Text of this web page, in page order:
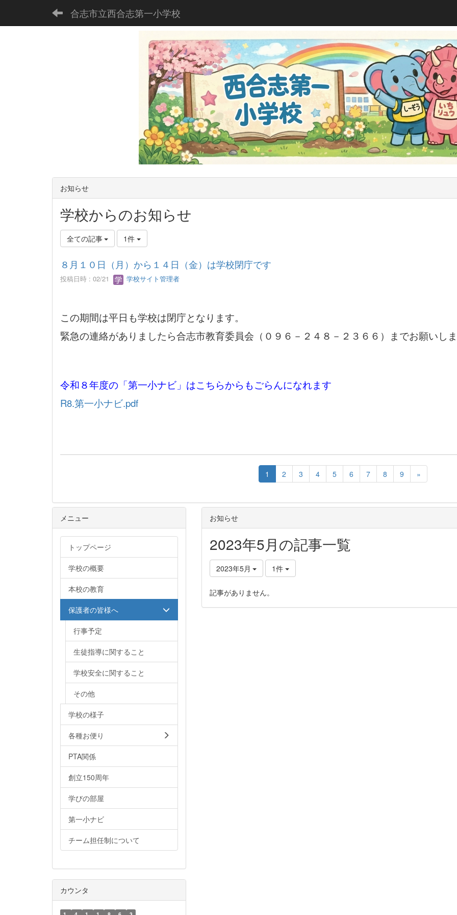
合志市立西合志第一小学校
お知らせ
学校からのお知らせ
全ての記事 1件
８月１０日（月）から１４日（金）は学校閉庁です
投稿日時 : 02/21 学校サイト管理者
この期間は平日も学校は閉庁となります。
緊急の連絡がありましたら合志市教育委員会（０９６－２４８－２３６６）までお願いし
令和８年度の「第一小ナビ」はこちらからもごらんになれます
R8.第一小ナビ.pdf
1 2 3 4 5 6 7 8 9 »
お知らせ
2023年5月の記事一覧
2023年5月 1件
記事がありません。
メニュー
トップページ
学校の概要
本校の教育
保護者の皆様へ
行事予定
生徒指導に関すること
学校安全に関すること
その他
学校の様子
各種お便り
PTA関係
創立150周年
学びの部屋
第一小ナビ
チーム担任制について
カウンタ